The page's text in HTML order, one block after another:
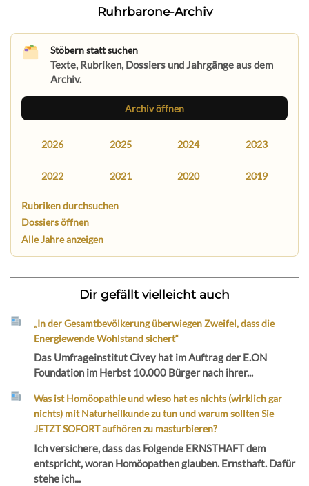
Ruhrbarone-Archiv
Stöbern statt suchen
Texte, Rubriken, Dossiers und Jahrgänge aus dem
Archiv.
Archiv öffnen
2026 2025 2024 2023
2022 2021 2020 2019
Rubriken durchsuchen
Dossiers öffnen
Alle Jahre anzeigen
Dir gefällt vielleicht auch
„In der Gesamtbevölkerung überwiegen Zweifel, dass die
Energiewende Wohlstand sichert“
Das Umfrageinstitut Civey hat im Auftrag der E.ON
Foundation im Herbst 10.000 Bürger nach ihrer...
Was ist Homöopathie und wieso hat es nichts (wirklich gar
nichts) mit Naturheilkunde zu tun und warum sollten Sie
JETZT SOFORT aufhören zu masturbieren?
Ich versichere, dass das Folgende ERNSTHAFT dem
entspricht, woran Homöopathen glauben. Ernsthaft. Dafür
stehe ich...